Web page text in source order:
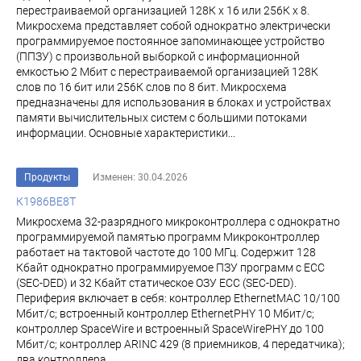
перестраиваемой организацией 128К х 16 или 256К х 8.
Микросхема представляет собой однократно электрически
программируемое постоянное за­поминающее устройство
(ППЗУ) с произвольной выборкой с информационной
емкостью 2 Мбит с пе­рестраиваемой организацией 128К
слов по 16 бит или 256К слов по 8 бит. Микросхема
предназначены для использования в блоках и устройствах
памя­ти вычислительных систем с большими потоками
информации. Основные характеристики...
Продукты Изменен: 30.04.2026
К1986ВЕ8Т
Микросхема 32-разрядного микроконтроллера с однократно
программируемой памятью программ Микроконтроллер
работает на тактовой частоте до 100 МГц. Содержит 128
Кбайт однократно программируемое ПЗУ программ c ECC
(SEC-DED) и 32 Кбайт статическое ОЗУ ECC (SEC-DED).
Периферия включает в себя: контроллер EthernetMAC 10/100
Мбит/с; встроенный контроллер EthernetPHY 10 Мбит/с;
контроллер SpaceWire и встроенный SpaceWirePHY до 100
Мбит/с; контроллер ARINC 429 (8 приемников, 4 передатчика);